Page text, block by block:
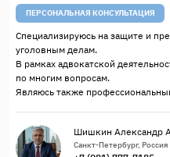
ПЕРСОНАЛЬНАЯ КОНСУЛЬТАЦИЯ
Специализируюсь на защите и
уголовным делам.
В рамках адвокатской
по многим вопросам.
Являюсь также
Шишкин Александр
Санкт-Петербург, Россия